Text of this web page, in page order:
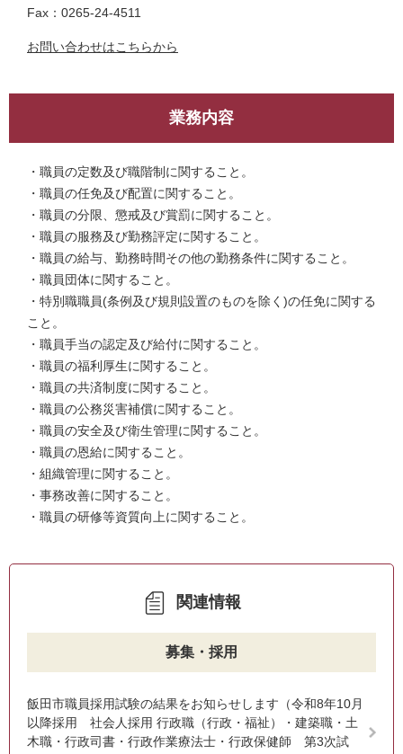
Fax：0265-24-4511
お問い合わせはこちらから
業務内容
・職員の定数及び職階制に関すること。
・職員の任免及び配置に関すること。
・職員の分限、懲戒及び賞罰に関すること。
・職員の服務及び勤務評定に関すること。
・職員の給与、勤務時間その他の勤務条件に関すること。
・職員団体に関すること。
・特別職職員(条例及び規則設置のものを除く)の任免に関する
こと。
・職員手当の認定及び給付に関すること。
・職員の福利厚生に関すること。
・職員の共済制度に関すること。
・職員の公務災害補償に関すること。
・職員の安全及び衛生管理に関すること。
・職員の恩給に関すること。
・組織管理に関すること。
・事務改善に関すること。
・職員の研修等資質向上に関すること。
関連情報
募集・採用
飯田市職員採用試験の結果をお知らせします（令和8年10月
以降採用 社会人採用 行政職（行政・福祉）・建築職・土
木職・行政司書・行政作業療法士・行政保健師 第3次試